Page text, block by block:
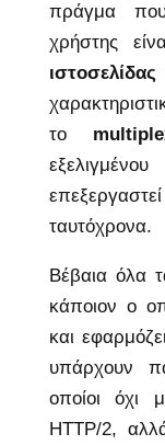
πράγμα
χρήστης
ιστοσελίδας
το
ταυτόχρονα.
Βέβαια όλα
κάποιον ο
και
υπάρχουν
οποίοι όχι
HTTP/2,